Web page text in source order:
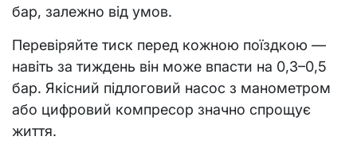
бар, залежно від умов.
Перевіряйте тиск перед кожною поїздкою —
навіть за тиждень він може впасти на 0,3–0,5
бар. Якісний підлоговий насос з манометром
або цифровий компресор значно спрощує
життя.